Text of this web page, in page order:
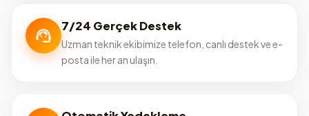
7/24 Gerçek Destek
Uzman teknik ekibimize telefon, canlı destek ve e-
posta ile her an ulaşın.